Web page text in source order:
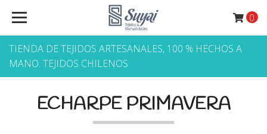
TIENDA DE TEJIDOS ARTESANALES, 100 % HECHOS A
MANO. TEJIDOS CHILENOS
0
ECHARPE PRIMAVERA